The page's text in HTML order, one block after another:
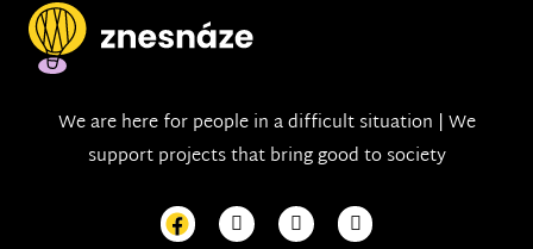
We are here for people in a difficult situation | We
support projects that bring good to society